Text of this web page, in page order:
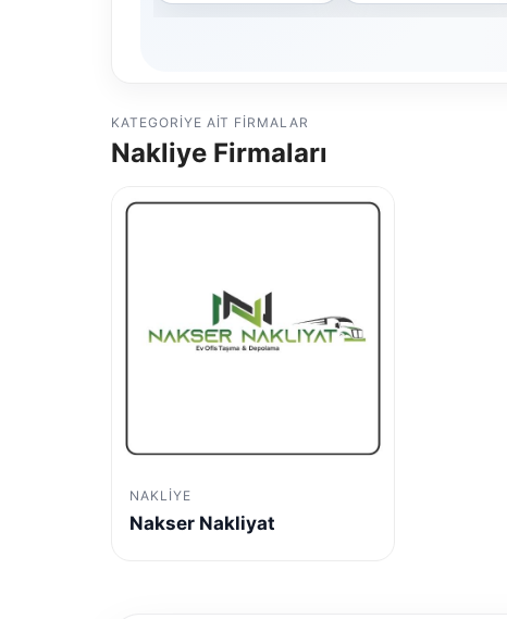
KATEGORIYE AIT FIRMALAR
Nakliye Firmaları
NAKLIYE
Nakser Nakliyat